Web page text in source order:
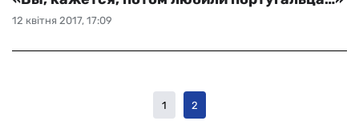
12 квітня 2017, 17:09
1 2